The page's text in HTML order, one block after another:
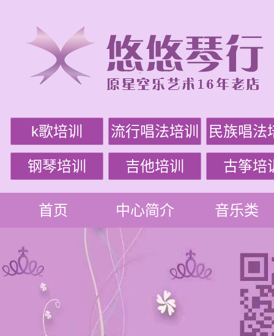
k歌培训 流行唱法培训 民族唱法
钢琴培训 吉他培训 古筝培
首页 中心简介 音乐类